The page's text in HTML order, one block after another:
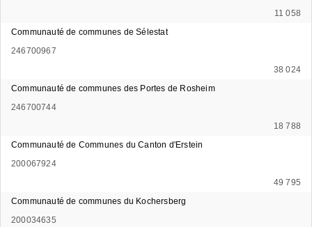
11 058
Communauté de communes de Sélestat
246700967
38 024
Communauté de communes des Portes de Rosheim
246700744
18 788
Communauté de Communes du Canton d'Erstein
200067924
49 795
Communauté de communes du Kochersberg
200034635